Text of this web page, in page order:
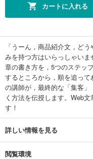
カートに入れる
「うーん，商品紹介文，ど
みを持つ方はいらっしゃい
章の書き方を，5つのステッ
するところから，順を追っ
の講師が，最終的な「集客
く方法を伝授します。Web
す！
詳しい情報を見る
閲覧環境